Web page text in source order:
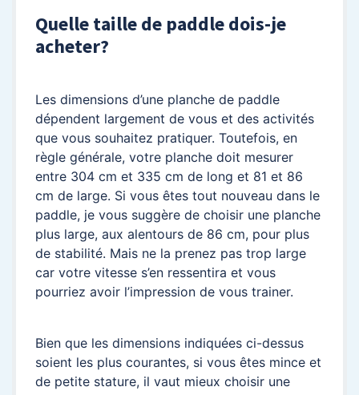
Quelle taille de paddle dois-je
acheter?
Les dimensions d’une planche de paddle
dépendent largement de vous et des activités
que vous souhaitez pratiquer. Toutefois, en
règle générale, votre planche doit mesurer
entre 304 cm et 335 cm de long et 81 et 86
cm de large. Si vous êtes tout nouveau dans le
paddle, je vous suggère de choisir une planche
plus large, aux alentours de 86 cm, pour plus
de stabilité. Mais ne la prenez pas trop large
car votre vitesse s’en ressentira et vous
pourriez avoir l’impression de vous trainer.
Bien que les dimensions indiquées ci-dessus
soient les plus courantes, si vous êtes mince et
de petite stature, il vaut mieux choisir une